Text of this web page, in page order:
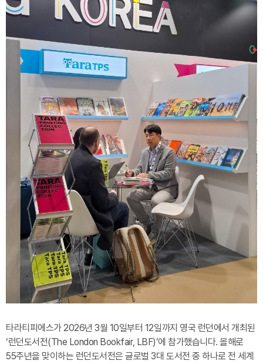
타라티피에스가 2026년 3월 10일부터 12일까지 영국 런던에서 개최된
‘런던도서전(The London Bookfair, LBF)’에 참가했습니다. 올해로
55주년을 맞이하는 런던도서전은 글로벌 3대 도서전 중 하나로 전 세계